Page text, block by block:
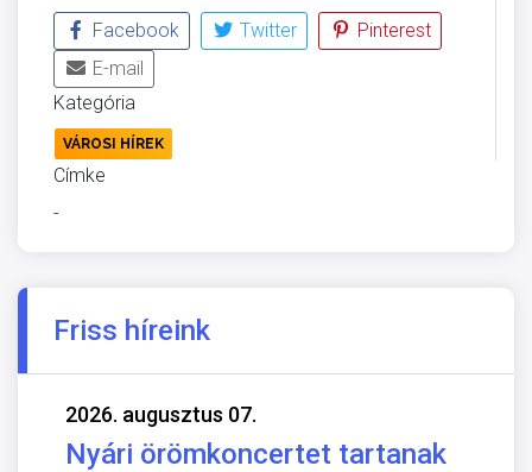
Facebook
Twitter
Pinterest
E-mail
Kategória
VÁROSI HÍREK
Címke
-
Friss híreink
2026. augusztus 07.
Nyári örömkoncertet tartanak